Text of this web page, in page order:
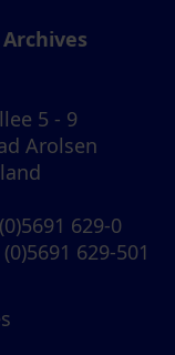
5 - 9
Arolsen
629-0
629-501